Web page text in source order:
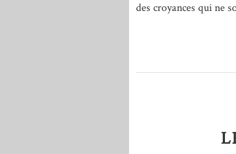
des croyances qui ne